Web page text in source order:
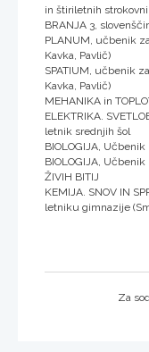
in štiriletnih
BRANJA 3,
PLANUM, učbenik
Kavka, Pavlič)
SPATIUM, učbenik
Kavka, Pavlič)
MEHANIKA in
ELEKTRIKA.
letnik srednjih šol
BIOLOGIJA,
BIOLOGIJA,
ŽIVIH BITIJ
KEMIJA. SNOV IN
letniku gimnazije
Za